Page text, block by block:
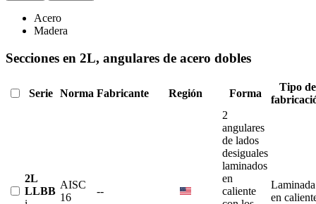
Acero
Madera
Secciones en 2L, angulares de acero dobles
Serie Norma Fabricante Región Forma
Tipo de
2L
LLBB
AISC
16
--
2
angulares
de lados
desiguales
laminados
en
caliente
Laminada
en